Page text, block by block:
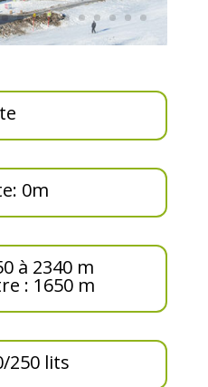
0m
à 2340 m
: 1650 m
250 lits